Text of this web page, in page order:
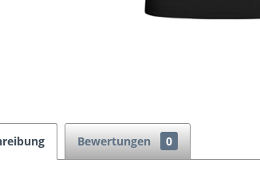
Bewertungen 0